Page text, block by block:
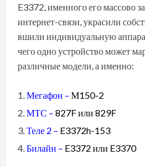
E3372, именного его массово
интернет-связи, украсили
вшили индивидуальную
чего одно устройство может
различные модели, а именно:
Мегафон – М150-2
МТС – 827F или 829F
Теле 2 – E3372h-153
Билайн – E3372 или E3370